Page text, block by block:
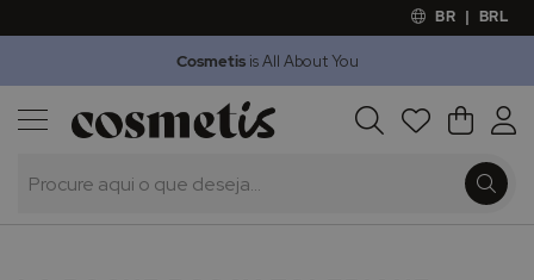
BR | BRL
Cosmetisis All About You
Procura O Meu
Outlet